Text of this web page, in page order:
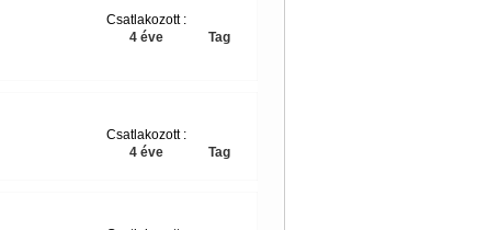
Tag
Csatlakozott :
4 éve
Tag
Csatlakozott :
4 éve